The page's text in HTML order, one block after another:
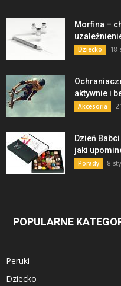
Morfina –
Dziecko 18
aktywnie i
Akcesoria
Dzień
jaki
Porady 8
POPULARNE
Peruki
Dziecko